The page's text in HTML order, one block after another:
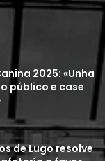
2025: «Unha
público e case
de Lugo resolve